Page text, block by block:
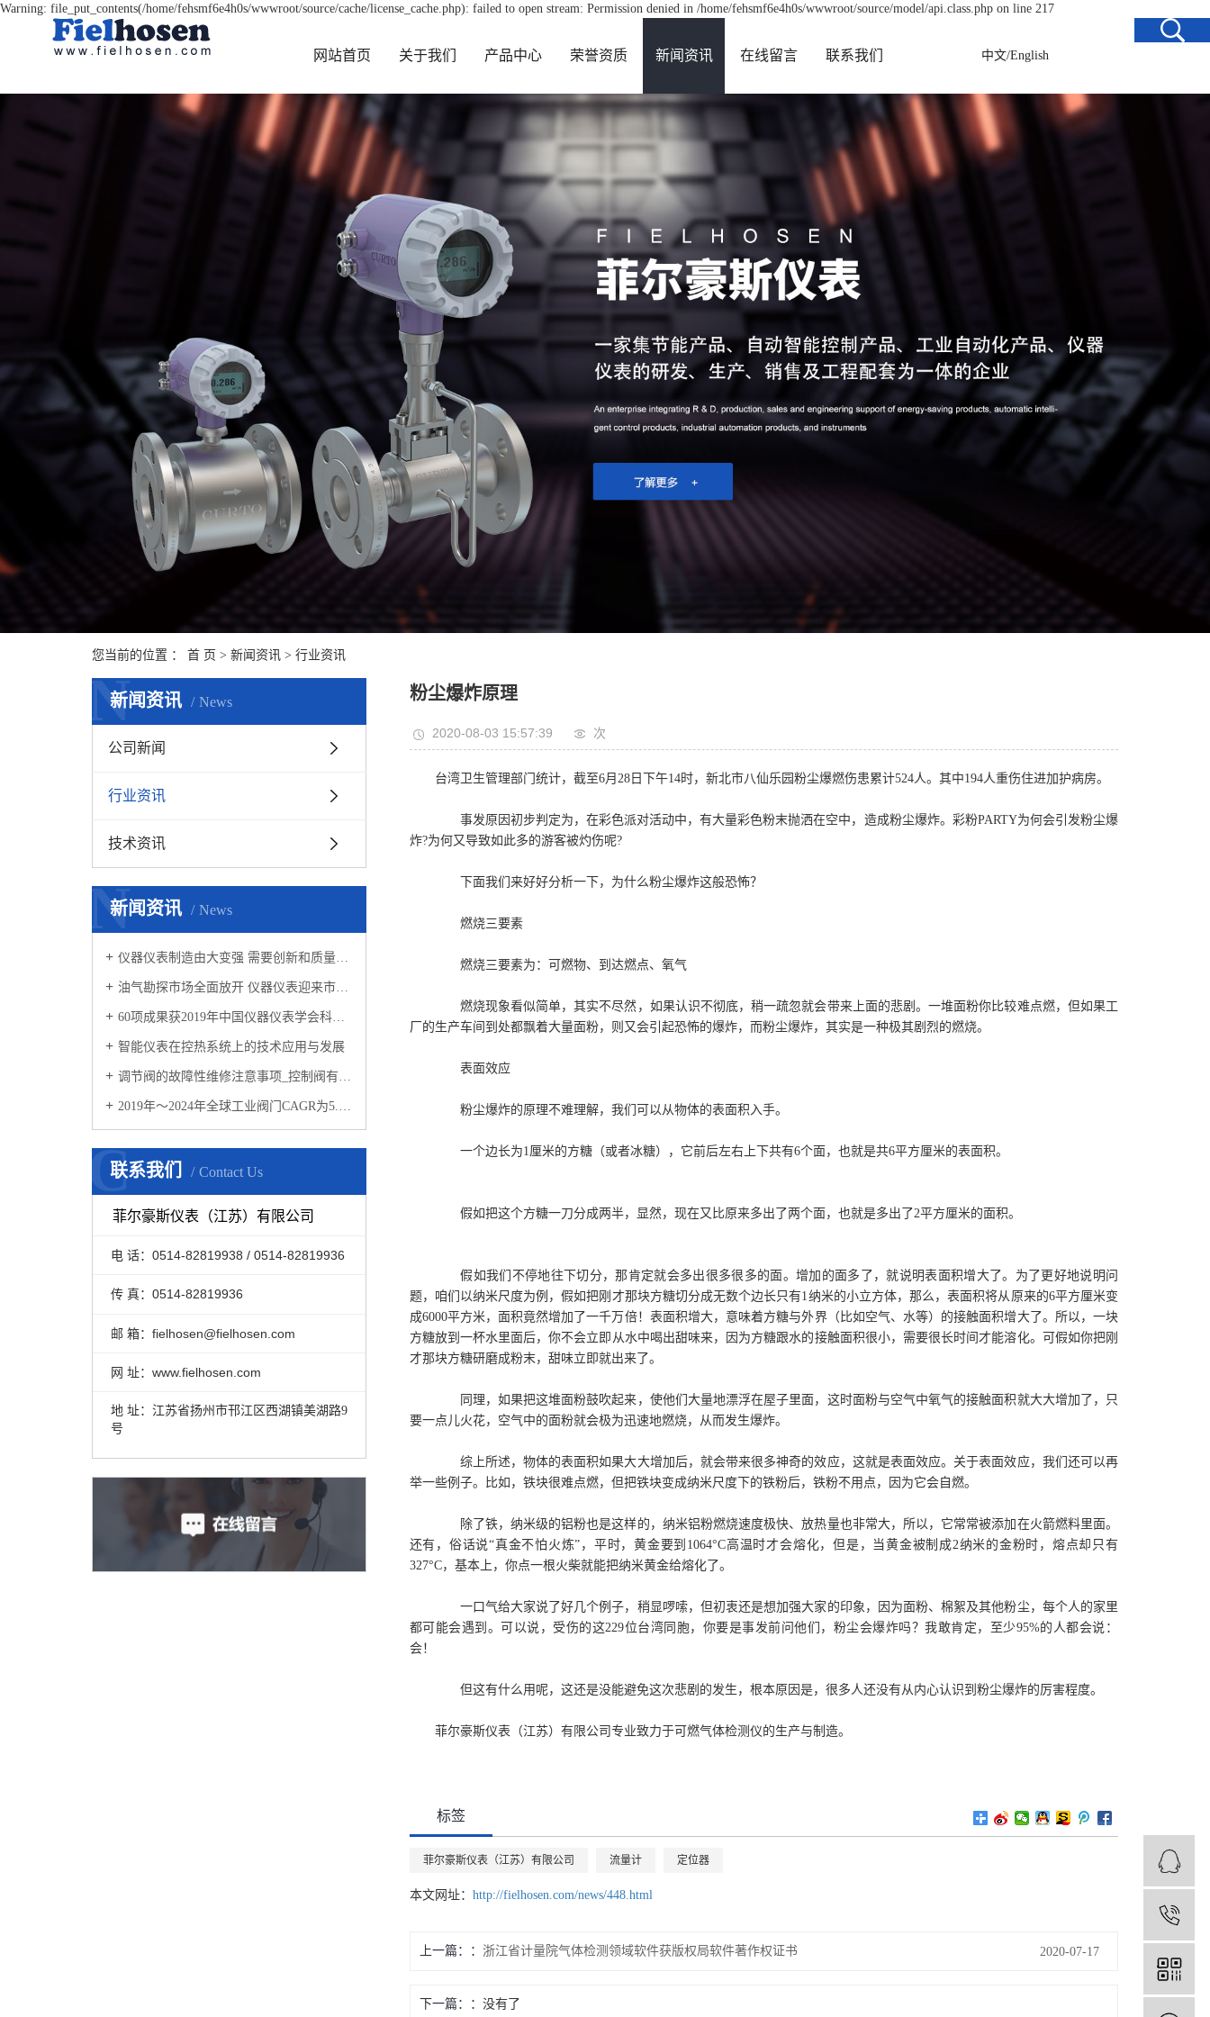
Warning: file_put_contents(/home/fehsmf6e4h0s/wwwroot/source/cache/license_cache.php): failed to open stream: Permission denied in /home/fehsmf6e4h0s/wwwroot/source/model/api.class.php on line 217
网站首页 关于我们 产品中心 荣誉资质 新闻资讯 在线留言 联系我们 中文/English
您当前的位置 ： 首 页 > 新闻资讯 > 行业资讯
新闻资讯 News
N
公司新闻
行业资讯
技术资讯
新闻资讯 News
N
仪器仪表制造由大变强 需要创新和质量“两把刷子”
油气勘探市场全面放开 仪器仪表迎来市场新需求
60项成果获2019年中国仪器仪表学会科技奖
智能仪表在控热系统上的技术应用与发展
调节阀的故障性维修注意事项_控制阀有哪些用途
2019年～2024年全球工业阀门CAGR为5.33%
联系我们 Contact Us
C
菲尔豪斯仪表（江苏）有限公司
电 话： 0514-82819938 / 0514-82819936
传 真：0514-82819936
邮 箱： fielhosen@fielhosen.com
网 址：www.fielhosen.com
地 址：江苏省扬州市邗江区西湖镇美湖路9
号
粉尘爆炸原理
2020-08-03 15:57:39 次
台湾卫生管理部门统计，截至6月28日下午14时，新北市八仙乐园粉尘爆燃伤患累计524人。其中194人重伤住进加护病房。
事发原因初步判定为，在彩色派对活动中，有大量彩色粉末抛洒在空中，造成粉尘爆炸。彩粉PARTY为何会引发粉尘爆
炸?为何又导致如此多的游客被灼伤呢?
下面我们来好好分析一下，为什么粉尘爆炸这般恐怖？
燃烧三要素
燃烧三要素为：可燃物、到达燃点、氧气
燃烧现象看似简单，其实不尽然，如果认识不彻底，稍一疏忽就会带来上面的悲剧。一堆面粉你比较难点燃，但如果工
厂的生产车间到处都飘着大量面粉，则又会引起恐怖的爆炸，而粉尘爆炸，其实是一种极其剧烈的燃烧。
表面效应
粉尘爆炸的原理不难理解，我们可以从物体的表面积入手。
一个边长为1厘米的方糖（或者冰糖），它前后左右上下共有6个面，也就是共6平方厘米的表面积。
假如把这个方糖一刀分成两半，显然，现在又比原来多出了两个面，也就是多出了2平方厘米的面积。
假如我们不停地往下切分，那肯定就会多出很多很多的面。增加的面多了，就说明表面积增大了。为了更好地说明问
题，咱们以纳米尺度为例，假如把刚才那块方糖切分成无数个边长只有1纳米的小立方体，那么，表面积将从原来的6平方厘米变
成6000平方米，面积竟然增加了一千万倍！表面积增大，意味着方糖与外界（比如空气、水等）的接触面积增大了。所以，一块
方糖放到一杯水里面后，你不会立即从水中喝出甜味来，因为方糖跟水的接触面积很小，需要很长时间才能溶化。可假如你把刚
才那块方糖研磨成粉末，甜味立即就出来了。
同理，如果把这堆面粉鼓吹起来，使他们大量地漂浮在屋子里面，这时面粉与空气中氧气的接触面积就大大增加了，只
要一点儿火花，空气中的面粉就会极为迅速地燃烧，从而发生爆炸。
综上所述，物体的表面积如果大大增加后，就会带来很多神奇的效应，这就是表面效应。关于表面效应，我们还可以再
举一些例子。比如，铁块很难点燃，但把铁块变成纳米尺度下的铁粉后，铁粉不用点，因为它会自燃。
除了铁，纳米级的铝粉也是这样的，纳米铝粉燃烧速度极快、放热量也非常大，所以，它常常被添加在火箭燃料里面。
还有，俗话说“真金不怕火炼”，平时，黄金要到1064°C高温时才会熔化，但是，当黄金被制成2纳米的金粉时，熔点却只有
327°C，基本上，你点一根火柴就能把纳米黄金给熔化了。
一口气给大家说了好几个例子，稍显啰嗦，但初衷还是想加强大家的印象，因为面粉、棉絮及其他粉尘，每个人的家里
都可能会遇到。可以说，受伤的这229位台湾同胞，你要是事发前问他们，粉尘会爆炸吗？我敢肯定，至少95%的人都会说：
会！
但这有什么用呢，这还是没能避免这次悲剧的发生，根本原因是，很多人还没有从内心认识到粉尘爆炸的厉害程度。
菲尔豪斯仪表（江苏）有限公司专业致力于可燃气体检测仪的生产与制造。
标签
菲尔豪斯仪表（江苏）有限公司 流量计 定位器
本文网址： http://fielhosen.com/news/448.html
上一篇： 浙江省计量院气体检测领域软件获版权局软件著作权证书 2020-07-17
下一篇： 没有了